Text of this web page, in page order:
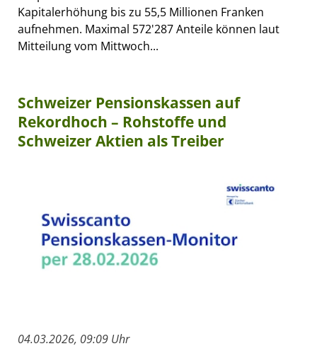
Kapitalerhöhung bis zu 55,5 Millionen Franken
aufnehmen. Maximal 572'287 Anteile können laut
Mitteilung vom Mittwoch...
Schweizer Pensionskassen auf
Rekordhoch – Rohstoffe und
Schweizer Aktien als Treiber
04.03.2026, 09:09 Uhr